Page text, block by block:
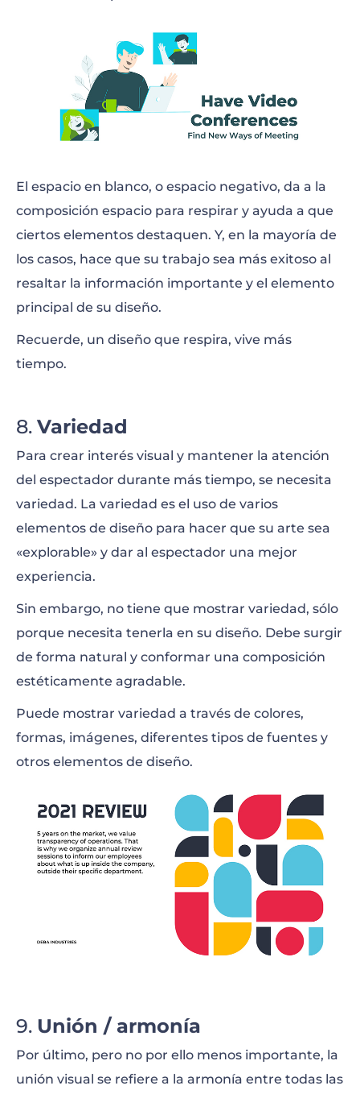
El espacio en blanco, o espacio negativo, da a la
composición espacio para respirar y ayuda a que
ciertos elementos destaquen. Y, en la mayoría de
los casos, hace que su trabajo sea más exitoso al
resaltar la información importante y el elemento
principal de su diseño.
Recuerde, un diseño que respira, vive más
tiempo.
Variedad
Para crear interés visual y mantener la atención
del espectador durante más tiempo, se necesita
variedad. La variedad es el uso de varios
elementos de diseño para hacer que su arte sea
«explorable» y dar al espectador una mejor
experiencia.
Sin embargo, no tiene que mostrar variedad, sólo
porque necesita tenerla en su diseño. Debe surgir
de forma natural y conformar una composición
estéticamente agradable.
Puede mostrar variedad a través de colores,
formas, imágenes, diferentes tipos de fuentes y
otros elementos de diseño.
Unión / armonía
Por último, pero no por ello menos importante, la
unión visual se refiere a la armonía entre todas las